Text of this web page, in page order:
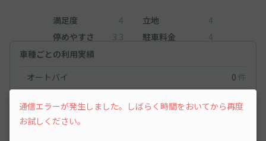
満足度 4 立地
4
停めやすさ
3.3 駐車料金
4
車種ごとの利用実績
オートバイ
0 件
コンパクトカー
通信エラーが発生しました。しばらく時間をおいてから再度
お試しください。